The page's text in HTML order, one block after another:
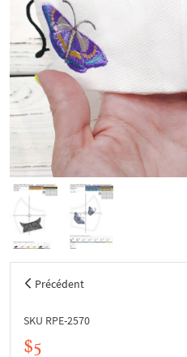
Précédent
SKU RPE-2570
$5